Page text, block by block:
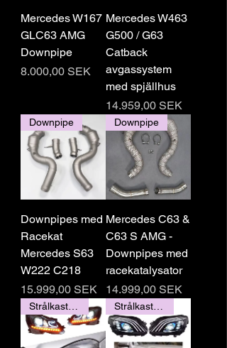
Mercedes W167
GLC63 AMG
Downpipe
Pris
8.000,00 SEK
Mercedes W463
G500 / G63
Catback
avgassystem
med spjällhus
Pris
14.959,00 SEK
Downpipe
Downpipes med
Racekat
Mercedes S63
W222 C218
Pris
15.999,00 SEK
Downpipe
Mercedes C63 &
C63 S AMG -
Downpipes med
racekatalysator
Pris
14.999,00 SEK